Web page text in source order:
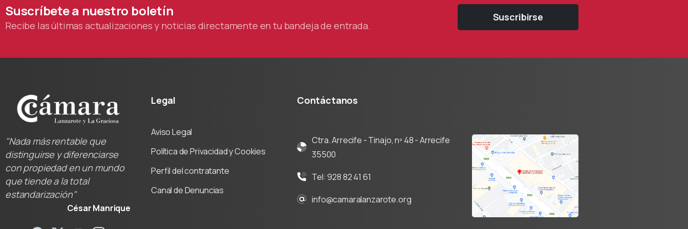
Suscríbetea nuestro boletín
Recibe las últimas actualizaciones y noticias directamente en tu bandeja de entrada.
Suscribirse
"Nada más rentable que
distinguirse y diferenciarse
con propiedad en un mundo
que tiende a la total
estandarización"
César Manrique
Legal
Aviso Legal
Política de Privacidad y Cookies
Perfil del contratante
Canal de Denuncias
Contáctanos
Ctra. Arrecife - Tinajo, nº 48 - Arrecife
35500
Tel: 928 82 41 61
info@camaralanzarote.org